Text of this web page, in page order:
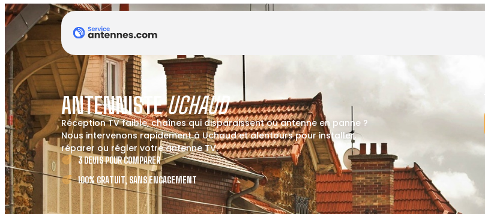
ANTENNISTEUCHAUD
Réception TV faible, chaînes qui disparaissent ou antenne en panne ?
Nous intervenons rapidement à Uchaud et alentours pour installer,
réparer ou régler votre antenne TV.
3 DEVIS POUR COMPARER
100% GRATUIT, SANS ENGAGEMENT